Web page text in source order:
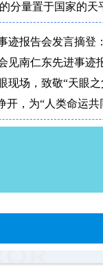
开！全程回顾“
分量置于国家的天
迹报告会发言摘登
见南仁东先进事迹
现场，致敬“天眼之
开，为“人类命运共